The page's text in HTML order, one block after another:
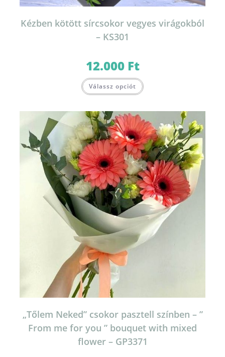
Kézben kötött sírcsokor vegyes virágokból
– KS301
12.000 Ft
Válassz opciót
„Tőlem Neked” csokor pasztell színben – ”
From me for you ” bouquet with mixed
flower – GP3371